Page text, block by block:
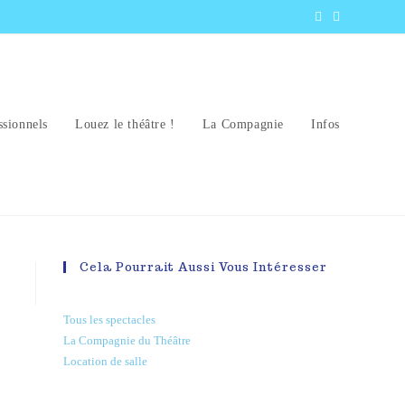
Louez le théâtre ! La Compagnie Infos
Cela Pourrait Aussi Vous Intéresser
Tous les spectacles
La Compagnie du Théâtre
Location de salle